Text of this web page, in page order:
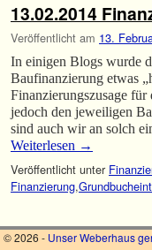
13.02.2014
Veröffentlicht am 13.
In einigen Blogs wurde
Baufinanzierung etwas
Finanzierungszusage
jedoch den jeweiligen
sind auch wir an solch
Weiterlesen →
Veröffentlicht unter
Finanzierung,
© 2026 - Unser Weberhaus